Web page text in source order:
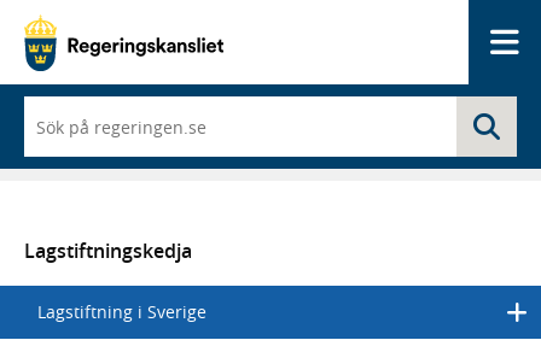
du
börjar
skriva
en
lista
med
sökförslag
Lagstiftningskedja
Lagstiftning i Sverige